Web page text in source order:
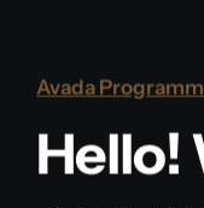
Avada
Hello!